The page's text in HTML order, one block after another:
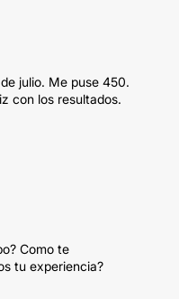
julio. Me puse 450.
con los resultados.
Como te
tu experiencia?